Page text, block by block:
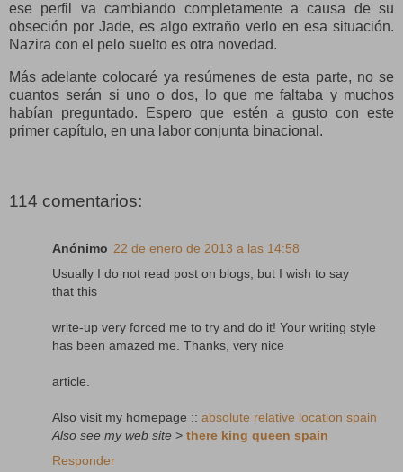
ese perfil va cambiando completamente a causa de su
obseción por Jade, es algo extraño verlo en esa situación.
Nazira con el pelo suelto es otra novedad.
Más adelante colocaré ya resúmenes de esta parte, no se
cuantos serán si uno o dos, lo que me faltaba y muchos
habían preguntado. Espero que estén a gusto con este
primer capítulo, en una labor conjunta binacional.
114 comentarios:
Anónimo 22 de enero de 2013 a las 14:58
Usually I do not read post on blogs, but I wish to say
that this
write-up very forced me to try and do it! Your writing style
has been amazed me. Thanks, very nice
article.
Also visit my homepage :: absolute relative location spain
Also see my web site > there king queen spain
Responder